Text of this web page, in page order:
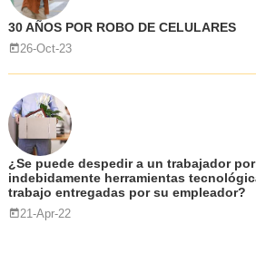
30 AÑOS POR ROBO DE CELULARES
26-Oct-23
¿Se puede despedir a un trabajador
indebidamente herramientas
trabajo entregadas por su empleador?
21-Apr-22